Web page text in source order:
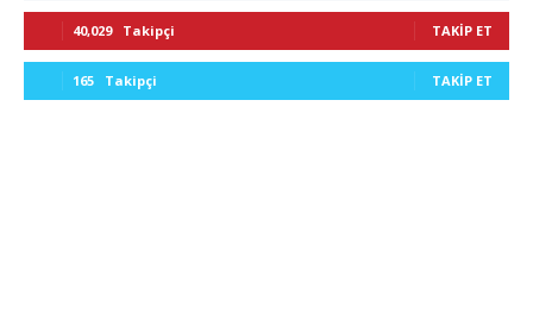
40,029 Takipçi TAKIP ET
165 Takipçi TAKIP ET